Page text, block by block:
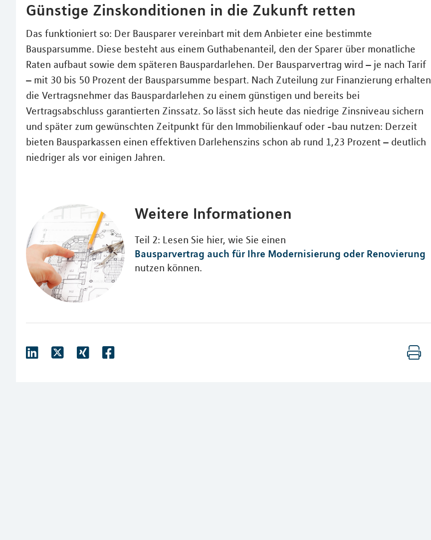
Günstige Zinskonditionen in die Zukunft retten
Das funktioniert so: Der Bausparer vereinbart mit dem Anbieter eine bestimmte
Bausparsumme. Diese besteht aus einem Guthabenanteil, den der Sparer über monatliche
Raten aufbaut sowie dem späteren Bauspardarlehen. Der Bausparvertrag wird – je nach Tarif
– mit 30 bis 50 Prozent der Bausparsumme bespart. Nach Zuteilung zur Finanzierung erhalten
die Vertragsnehmer das Bauspardarlehen zu einem günstigen und bereits bei
Vertragsabschluss garantierten Zinssatz. So lässt sich heute das niedrige Zinsniveau sichern
und später zum gewünschten Zeitpunkt für den Immobilienkauf oder -bau nutzen: Derzeit
bieten Bausparkassen einen effektiven Darlehenszins schon ab rund 1,23 Prozent – deutlich
niedriger als vor einigen Jahren.
Weitere Informationen
Teil 2: Lesen Sie hier, wie Sie einen
Bausparvertrag auch für Ihre Modernisierung oder Renovierung
nutzen können.